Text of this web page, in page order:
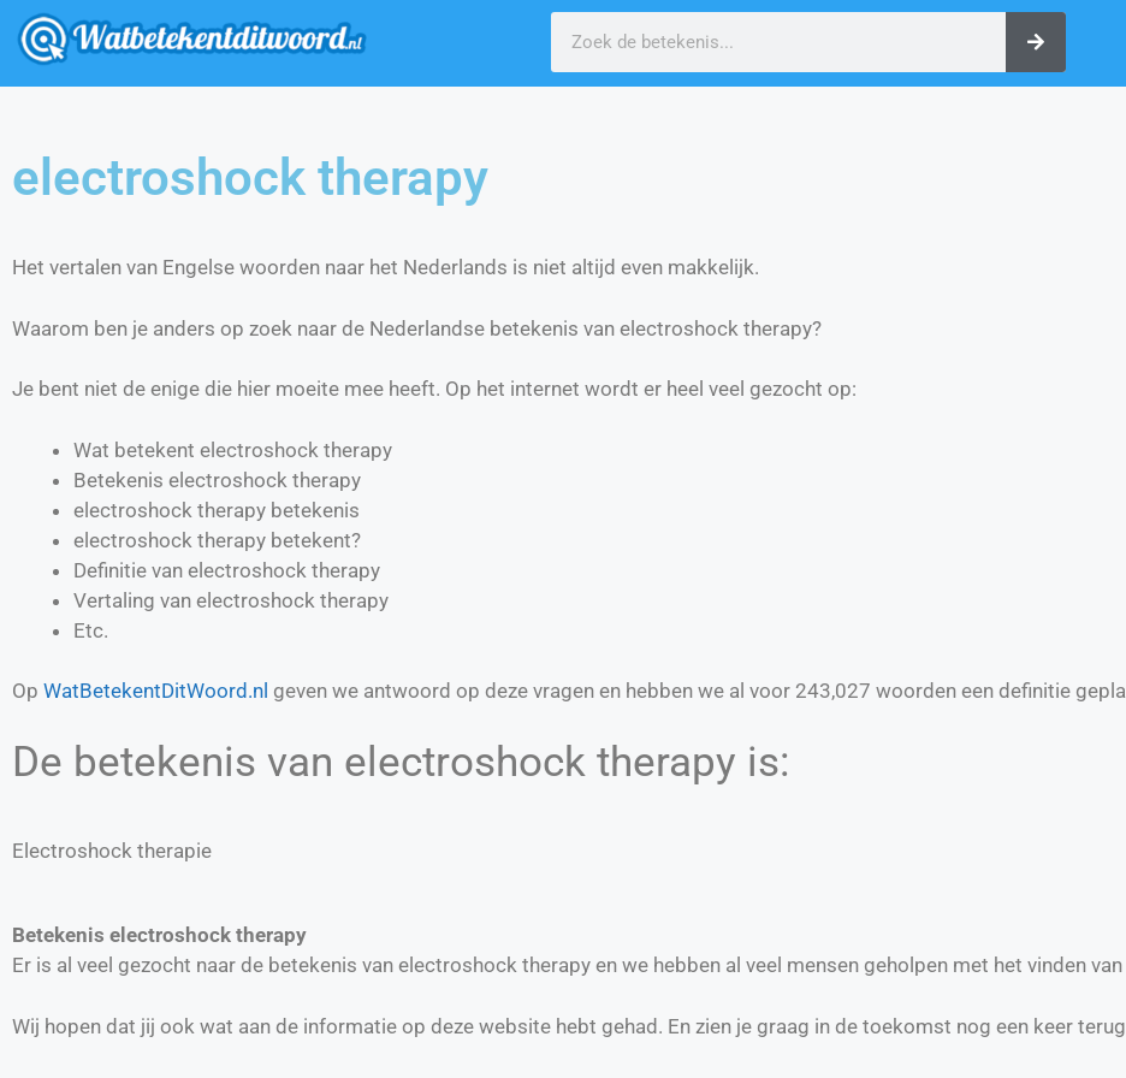
electroshock therapy
Het vertalen van Engelse woorden naar het Nederlands is niet altijd even makkelijk.
Waarom ben je anders op zoek naar de Nederlandse betekenis van electroshock therapy?
Je bent niet de enige die hier moeite mee heeft. Op het internet wordt er heel veel gezocht op:
Wat betekent electroshock therapy
Betekenis electroshock therapy
electroshock therapy betekenis
electroshock therapy betekent?
Definitie van electroshock therapy
Vertaling van electroshock therapy
Etc.
Op WatBetekentDitWoord.nl geven we antwoord op deze vragen en hebben we al voor 243,027 woorden een definitie
De betekenis van electroshock therapy is:
Electroshock therapie
Betekenis electroshock therapy
Er is al veel gezocht naar de betekenis van electroshock therapy en we hebben al veel mensen geholpen met het vinden
Wij hopen dat jij ook wat aan de informatie op deze website hebt gehad. En zien je graag in de toekomst nog een keer